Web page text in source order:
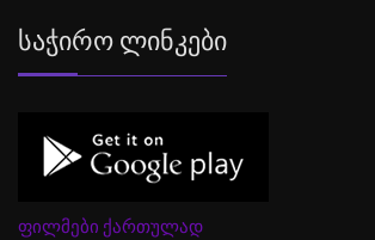
Საჭირო Ლინკები
ფილმები ქართულად